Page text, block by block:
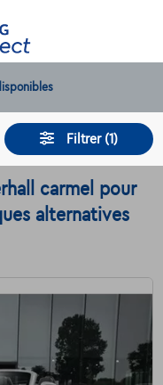
Filtrer (1)
carmel pour
alternatives